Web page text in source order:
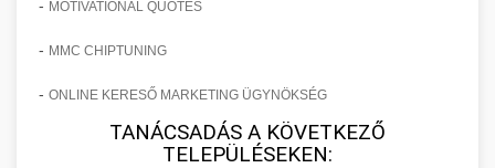
- MOTIVATIONAL QUOTES
- MMC CHIPTUNING
- ONLINE KERESŐ MARKETING ÜGYNÖKSÉG
TANÁCSADÁS A KÖVETKEZŐ
TELEPÜLÉSEKEN: